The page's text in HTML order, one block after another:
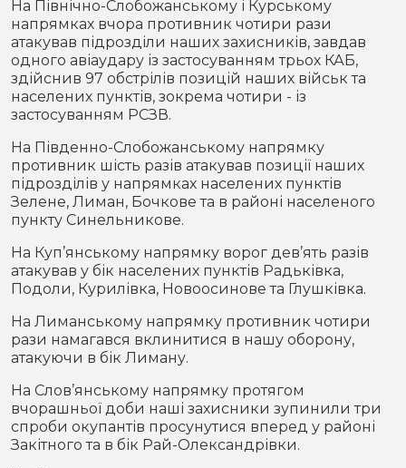
На Північно-Слобожанському і Курському
напрямках вчора противник чотири рази
атакував підрозділи наших захисників, завдав
одного авіаудару із застосуванням трьох КАБ,
здійснив 97 обстрілів позицій наших військ та
населених пунктів, зокрема чотири - із
застосуванням РСЗВ.
На Південно-Слобожанському напрямку
противник шість разів атакував позиції наших
підрозділів у напрямках населених пунктів
Зелене, Лиман, Бочкове та в районі населеного
пункту Синельникове.
На Куп’янському напрямку ворог дев’ять разів
атакував у бік населених пунктів Радьківка,
Подоли, Курилівка, Новоосинове та Глушківка.
На Лиманському напрямку противник чотири
рази намагався вклинитися в нашу оборону,
атакуючи в бік Лиману.
На Слов’янському напрямку протягом
вчорашньої доби наші захисники зупинили три
спроби окупантів просунутися вперед у районі
Закітного та в бік Рай-Олександрівки.